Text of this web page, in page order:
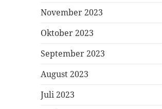
November 2023
Oktober 2023
September 2023
August 2023
Juli 2023